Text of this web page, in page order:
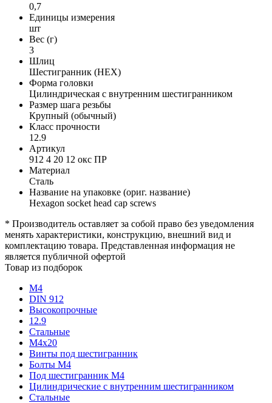
0,7
Единицы измерения
шт
Вес (г)
3
Шлиц
Шестигранник (HEX)
Форма головки
Цилиндрическая с внутренним шестигранником
Размер шага резьбы
Крупный (обычный)
Класс прочности
12.9
Артикул
912 4 20 12 окс ПР
Материал
Сталь
Название на упаковке (ориг. название)
Hexagon socket head cap screws
* Производитель оставляет за собой право без уведомления
менять характеристики, конструкцию, внешний вид и
комплектацию товара. Представленная информация не
является публичной офертой
Товар из подборок
М4
DIN 912
Высокопрочные
12.9
Стальные
М4х20
Винты под шестигранник
Болты М4
Под шестигранник М4
Цилиндрические с внутренним шестигранником
Стальные